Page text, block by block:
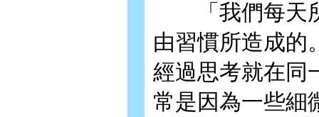
「我們每天所
由習慣所造成的
經過思考就在同
常是因為一些細